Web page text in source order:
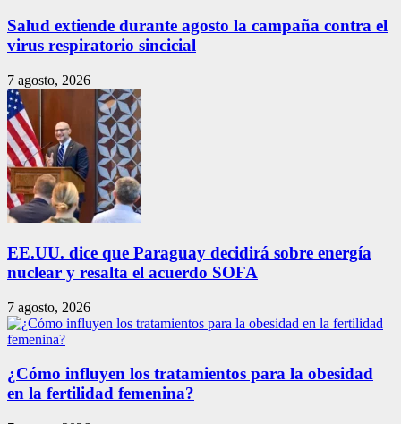
Salud extiende durante agosto la campaña contra el
virus respiratorio sincicial
7 agosto, 2026
EE.UU. dice que Paraguay decidirá sobre energía
nuclear y resalta el acuerdo SOFA
7 agosto, 2026
¿Cómo influyen los tratamientos para la obesidad
en la fertilidad femenina?